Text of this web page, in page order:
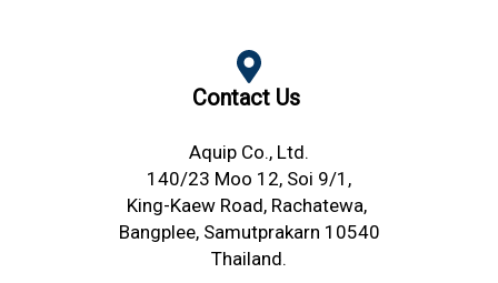
Contact Us
Aquip Co., Ltd.
140/23 Moo 12, Soi 9/1,
King-Kaew Road, Rachatewa,
Bangplee, Samutprakarn 10540
Thailand.